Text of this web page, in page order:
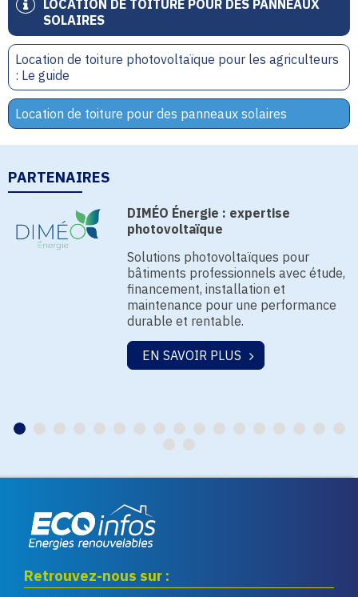
LOCATION DE TOITURE POUR DES PANNEAUX
SOLAIRES
Location de toiture photovoltaïque pour les agriculteurs
: Le guide
Location de toiture pour des panneaux solaires
PARTENAIRES
DIMÉO Énergie : expertise
photovoltaïque
Solutions photovoltaïques pour
bâtiments professionnels avec étude,
financement, installation et
maintenance pour une performance
durable et rentable.
EN SAVOIR PLUS
renouvelables
Retrouvez-nous sur :